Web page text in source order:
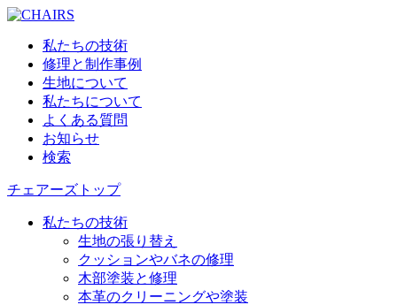
私たちの技術
修理と制作事例
生地について
私たちについて
よくある質問
お知らせ
検索
チェアーズトップ
私たちの技術
生地の張り替え
クッションやバネの修理
木部塗装と修理
本革のクリーニングや塗装